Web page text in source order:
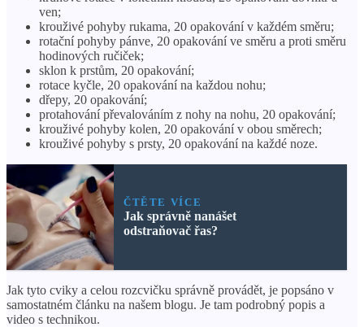
ven;
krouživé pohyby rukama, 20 opakování v každém směru;
rotační pohyby pánve, 20 opakování ve směru a proti směru
hodinových ručiček;
sklon k prstům, 20 opakování;
rotace kyčle, 20 opakování na každou nohu;
dřepy, 20 opakování;
protahování převalováním z nohy na nohu, 20 opakování;
krouživé pohyby kolen, 20 opakování v obou směrech;
krouživé pohyby s prsty, 20 opakování na každé noze.
ČTĚTE VÍCE
Jak správně nanášet
odstraňovač řas?
Jak tyto cviky a celou rozcvičku správně provádět, je popsáno v
samostatném článku na našem blogu. Je tam podrobný popis a
video s technikou.